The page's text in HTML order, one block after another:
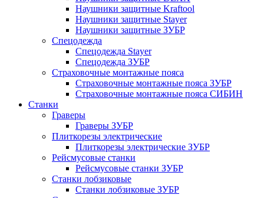
Наушники защитные Kraftool
Наушники защитные Stayer
Наушники защитные ЗУБР
Спецодежда
Спецодежда Stayer
Спецодежда ЗУБР
Страховочные монтажные пояса
Страховочные монтажные пояса ЗУБР
Страховочные монтажные пояса СИБИН
Станки
Граверы
Граверы ЗУБР
Плиткорезы электрические
Плиткорезы электрические ЗУБР
Рейсмусовые станки
Рейсмусовые станки ЗУБР
Станки лобзиковые
Станки лобзиковые ЗУБР